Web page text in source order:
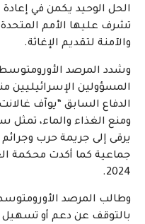
الحل الوحيد يكمن في إعادة
تشرف عليها الأمم المتحدة
والآمنة لتقديم الإغاثة.
وشدد المرصد
المسؤولين الإسرائيليين
الدفاع السابق “يوآف
ومنع الغذاء والماء، تمثل
يرقى إلى جريمة حرب وجرائم
جماعية كما أكدت محكمة
2024.
وطالب المرصد
بالتوقف عن دعم أو تسهيل